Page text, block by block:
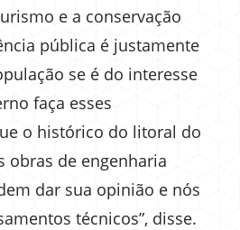
e a conservação
pública é justamente
se é do interesse
faça esses
o histórico do litoral do
obras de engenharia
dar sua opinião e nós
técnicos”, disse.